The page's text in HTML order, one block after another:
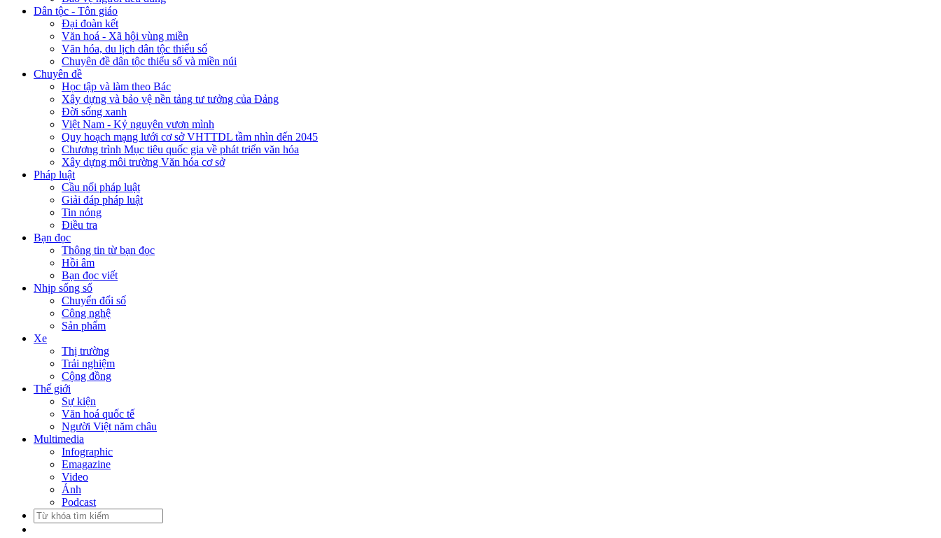
Dân tộc - Tôn giáo
Đại đoàn kết
Văn hoá - Xã hội vùng miền
Văn hóa, du lịch dân tộc thiểu số
Chuyên đề dân tộc thiểu số và miền núi
Chuyên đề
Học tập và làm theo Bác
Xây dựng và bảo vệ nền tảng tư tưởng của Đảng
Đời sống xanh
Việt Nam - Kỷ nguyên vươn mình
Quy hoạch mạng lưới cơ sở VHTTDL tầm nhìn đến 2045
Chương trình Mục tiêu quốc gia về phát triển văn hóa
Xây dựng môi trường Văn hóa cơ sở
Pháp luật
Cầu nối pháp luật
Giải đáp pháp luật
Tin nóng
Điều tra
Bạn đọc
Thông tin từ bạn đọc
Hồi âm
Bạn đọc viết
Nhịp sống số
Chuyển đổi số
Công nghệ
Sản phẩm
Xe
Thị trường
Trải nghiệm
Cộng đồng
Thế giới
Sự kiện
Văn hoá quốc tế
Người Việt năm châu
Multimedia
Infographic
Emagazine
Video
Ảnh
Podcast